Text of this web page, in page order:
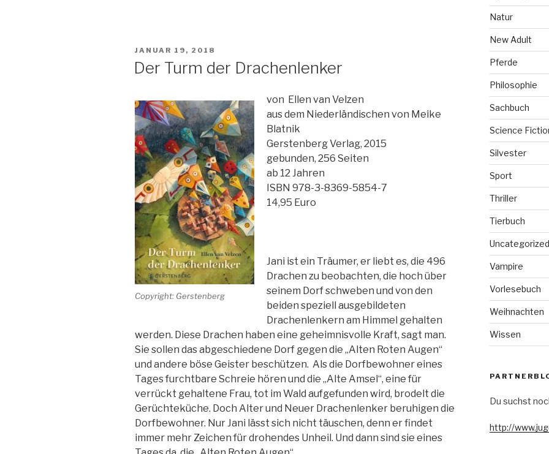
VERÖFFENTLICHT
JANUAR 19, 2018
Der Turm der Drachenlenker
Copyright: Gerstenberg
von Ellen van Velzen
aus dem Niederländischen von Meike
Blatnik
Gerstenberg Verlag, 2015
gebunden, 256 Seiten
ab 12 Jahren
ISBN 978-3-8369-5854-7
14,95 Euro
Jani ist ein Träumer, er liebt es, die 496
Drachen zu beobachten, die hoch über
seinem Dorf schweben und von den
beiden speziell ausgebildeten
Drachenlenkern am Himmel gehalten
werden. Diese Drachen haben eine geheimnisvolle Kraft, sagt man.
Sie sollen das abgeschiedene Dorf gegen die „Alten Roten Augen“
und andere böse Geister beschützen. Als die Dorfbewohner eines
Tages furchtbare Schreie hören und die „Alte Amsel“, eine für
verrückt gehaltene Frau, tot im Wald aufgefunden wird, brodelt die
Gerüchteküche. Doch Alter und Neuer Drachenlenker beruhigen die
Dorfbewohner. Nur Jani lässt sich nicht täuschen, denn er findet
immer mehr Zeichen für drohendes Unheil. Und dann sind sie eines
Natur
New Adult
Pferde
Philosophie
Sachbuch
Science
Silvester
Sport
Thriller
Tierbuch
Uncategorized
Vampire
Vorlesebuch
Weihnachten
Wissen
Du suchst
http://